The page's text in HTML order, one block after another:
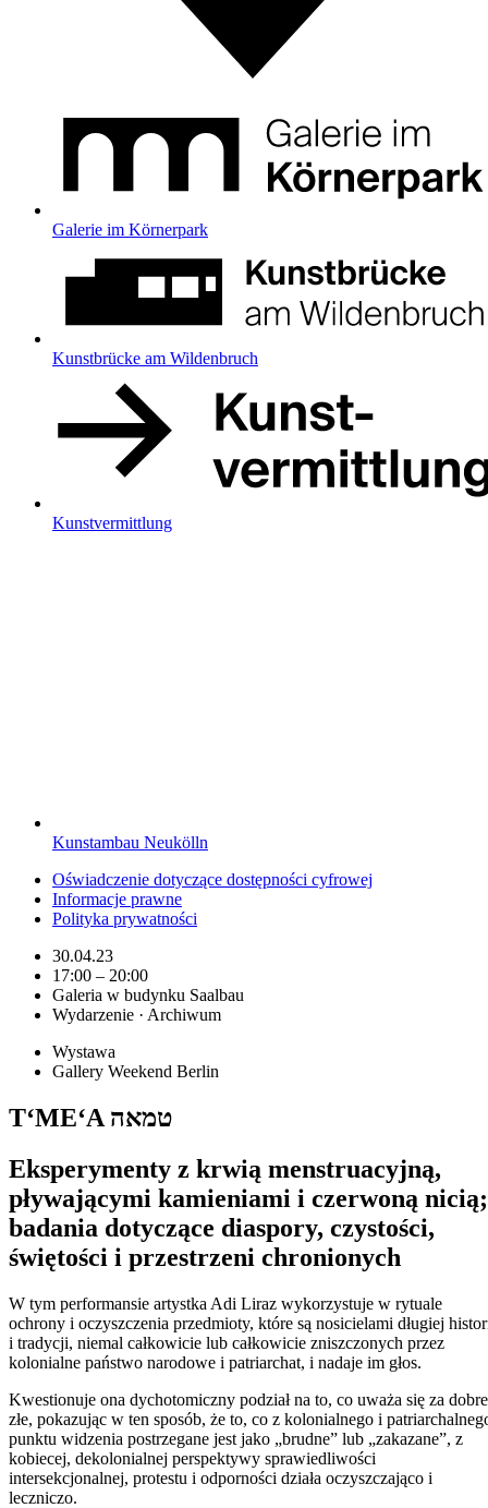
Galerie im Körnerpark
Kunstbrücke am Wildenbruch
Kunstvermittlung
Kunstambau Neukölln
Oświadczenie dotyczące dostępności cyfrowej
Informacje prawne
Polityka prywatności
30.04.23
17:00 – 20:00
Galeria w budynku Saalbau
Wydarzenie · Archiwum
Wystawa
Gallery Weekend Berlin
T‘ME‘A טמאה
Eksperymenty z krwią menstruacyjną,
pływającymi kamieniami i czerwoną nicią;
badania dotyczące diaspory, czystości,
świętości i przestrzeni chronionych
W tym performansie artystka Adi Liraz wykorzystuje w rytuale
ochrony i oczyszczenia przedmioty, które są nosicielami długiej
i tradycji, niemal całkowicie lub całkowicie zniszczonych przez
kolonialne państwo narodowe i patriarchat, i nadaje im głos.
Kwestionuje ona dychotomiczny podział na to, co uważa się za
złe, pokazując w ten sposób, że to, co z kolonialnego i
punktu widzenia postrzegane jest jako „brudne” lub „zakazane”, z
kobiecej, dekolonialnej perspektywy sprawiedliwości
intersekcjonalnej, protestu i odporności działa oczyszczająco i
leczniczo.